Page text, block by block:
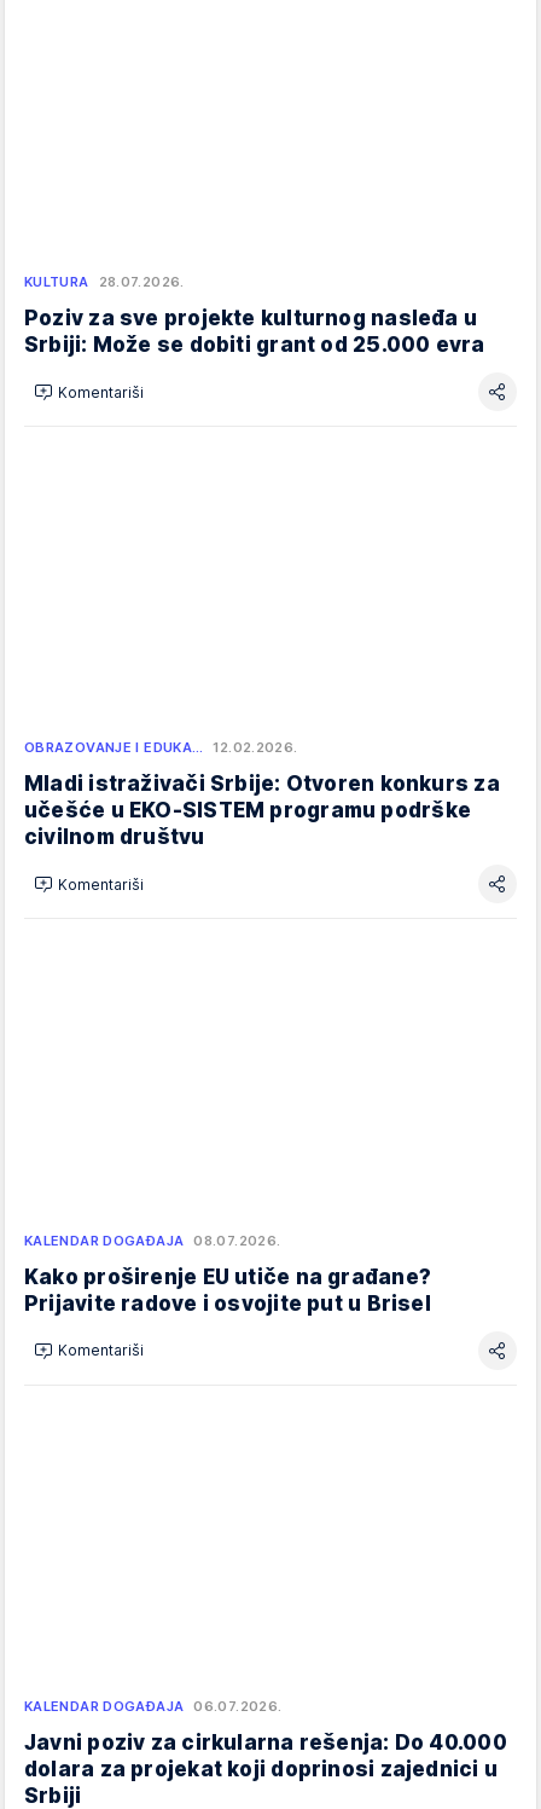
KULTURA 28.07.2026.
Poziv za sve projekte kulturnog nasleđa u
Srbiji: Može se dobiti grant od 25.000 evra
Komentariši
OBRAZOVANJE I EDUKA… 12.02.2026.
Mladi istraživači Srbije: Otvoren konkurs za
učešće u EKO-SISTEM programu podrške
civilnom društvu
Komentariši
KALENDAR DOGAĐAJA 08.07.2026.
Kako proširenje EU utiče na građane?
Prijavite radove i osvojite put u Brisel
Komentariši
KALENDAR DOGAĐAJA 06.07.2026.
Javni poziv za cirkularna rešenja: Do 40.000
dolara za projekat koji doprinosi zajednici u
Srbiji